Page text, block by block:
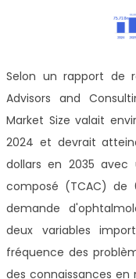
Selon un rapport de
Advisors and
Market Size valait
2024 et devrait
dollars en 2035
composé (TCAC) de
demande
deux variables
fréquence des
des connaissances